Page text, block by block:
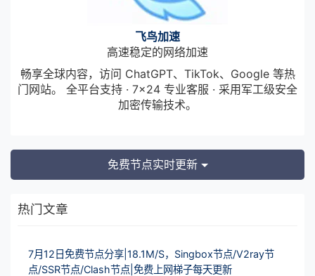
飞鸟加速
高速稳定的网络加速
畅享全球内容，访问 ChatGPT、TikTok、Google 等热
门网站。 全平台支持 · 7×24 专业客服 · 采用军工级安全
加密传输技术。
免费节点实时更新
热门文章
7月12日免费节点分享|18.1M/S，Singbox节点/V2ray节
点/SSR节点/Clash节点|免费上网梯子每天更新